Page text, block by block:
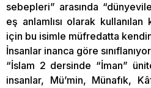
sebepleri” arasında
eş anlamlısı olarak
için bu isimle müfredatta
İnsanlar inanca göre sınıflanıyor
“İslam 2 dersinde “İman”
insanlar, Mü’min, Münafık,